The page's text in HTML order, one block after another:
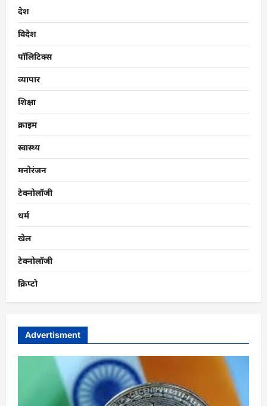
देश
विदेश
पॉलिटिक्स
व्यापार
शिक्षा
क्राइम
स्वास्थ्य
मनोरंजन
टेक्नोलॉजी
धर्म
खेल
टेक्नोलॉजी
क्रिप्टो
Advertisment